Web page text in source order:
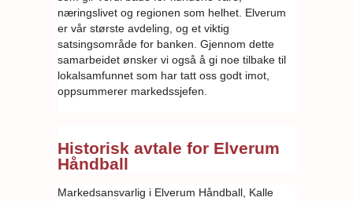
næringslivet og regionen som helhet. Elverum
er vår største avdeling, og et viktig
satsingsområde for banken. Gjennom dette
samarbeidet ønsker vi også å gi noe tilbake til
lokalsamfunnet som har tatt oss godt imot,
oppsummerer markedssjefen.
Historisk avtale for Elverum
Håndball
Markedsansvarlig i Elverum Håndball, Kalle